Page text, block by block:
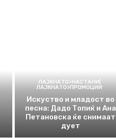
ЛАЈКНАТО>НАСТАНИ|
ЛАЈКНАТО>ПРОМОЦИИ
Искуство и младост во
песна: Дадо Топиќ и Ана
Петановска ќе снимаат
дует